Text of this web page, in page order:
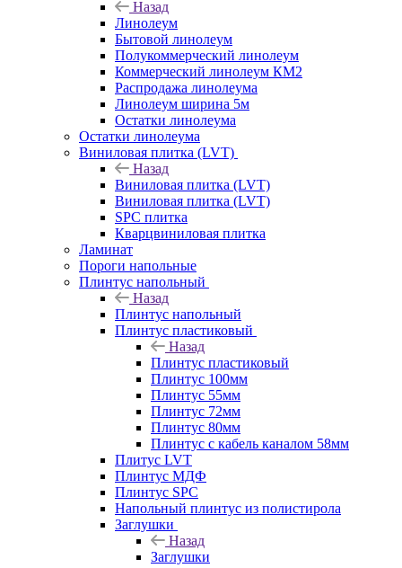
Назад
Линолеум
Бытовой линолеум
Полукоммерческий линолеум
Коммерческий линолеум КМ2
Распродажа линолеума
Линолеум ширина 5м
Остатки линолеума
Остатки линолеума
Виниловая плитка (LVT)
Назад
Виниловая плитка (LVT)
Виниловая плитка (LVT)
SPC плитка
Кварцвиниловая плитка
Ламинат
Пороги напольные
Плинтус напольный
Назад
Плинтус напольный
Плинтус пластиковый
Назад
Плинтус пластиковый
Плинтус 100мм
Плинтус 55мм
Плинтус 72мм
Плинтус 80мм
Плинтус с кабель каналом 58мм
Плитус LVT
Плинтус МДФ
Плинтус SPC
Напольный плинтус из полистирола
Заглушки
Назад
Заглушки